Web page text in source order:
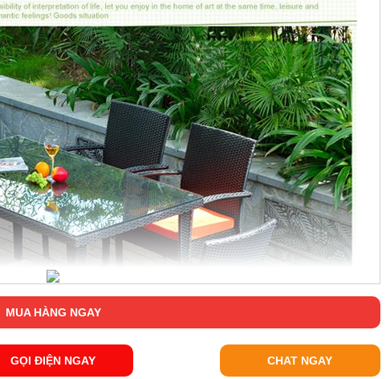
MUA HÀNG NGAY
GỌI ĐIỆN NGAY CHAT NGAY